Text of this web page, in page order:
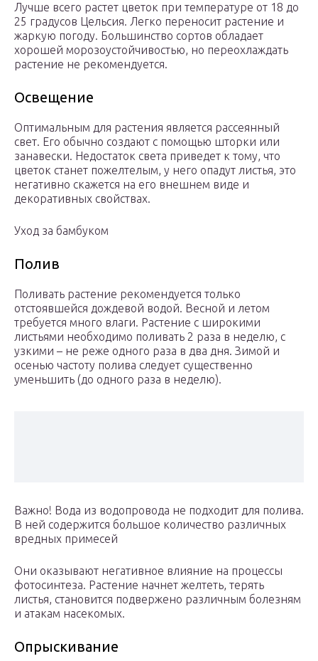
Лучше всего растет цветок при температуре от 18 до
25 градусов Цельсия. Легко переносит растение и
жаркую погоду. Большинство сортов обладает
хорошей морозоустойчивостью, но переохлаждать
растение не рекомендуется.
Освещение
Оптимальным для растения является рассеянный
свет. Его обычно создают с помощью шторки или
занавески. Недостаток света приведет к тому, что
цветок станет пожелтелым, у него опадут листья, это
негативно скажется на его внешнем виде и
декоративных свойствах.
Уход за бамбуком
Полив
Поливать растение рекомендуется только
отстоявшейся дождевой водой. Весной и летом
требуется много влаги. Растение с широкими
листьями необходимо поливать 2 раза в неделю, с
узкими – не реже одного раза в два дня. Зимой и
осенью частоту полива следует существенно
уменьшить (до одного раза в неделю).
Важно! Вода из водопровода не подходит для полива.
В ней содержится большое количество различных
вредных примесей
Они оказывают негативное влияние на процессы
фотосинтеза. Растение начнет желтеть, терять
листья, становится подвержено различным болезням
и атакам насекомых.
Опрыскивание